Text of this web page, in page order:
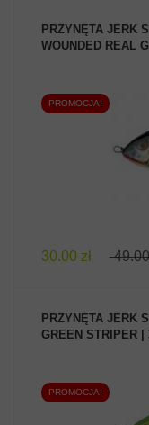
PRZYNĘTA JERK
WOUNDED REAL
PROMOCJA!
30.00 zł
PRZYNĘTA JERK
GREEN STRIPER |
PROMOCJA!